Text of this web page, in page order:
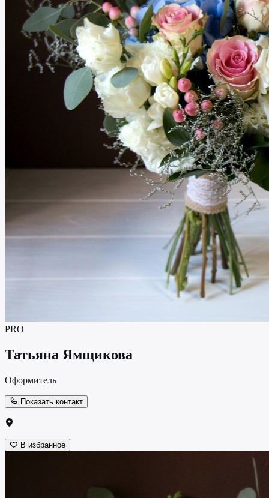
PRO
Татьяна Ямщикова
Оформитель
Показать контакт
В избранное